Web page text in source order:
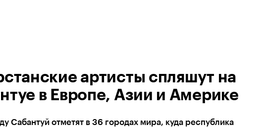
артисты спляшут на
в Европе, Азии и Америке
Сабантуй отметят в 36 городах мира, куда республика